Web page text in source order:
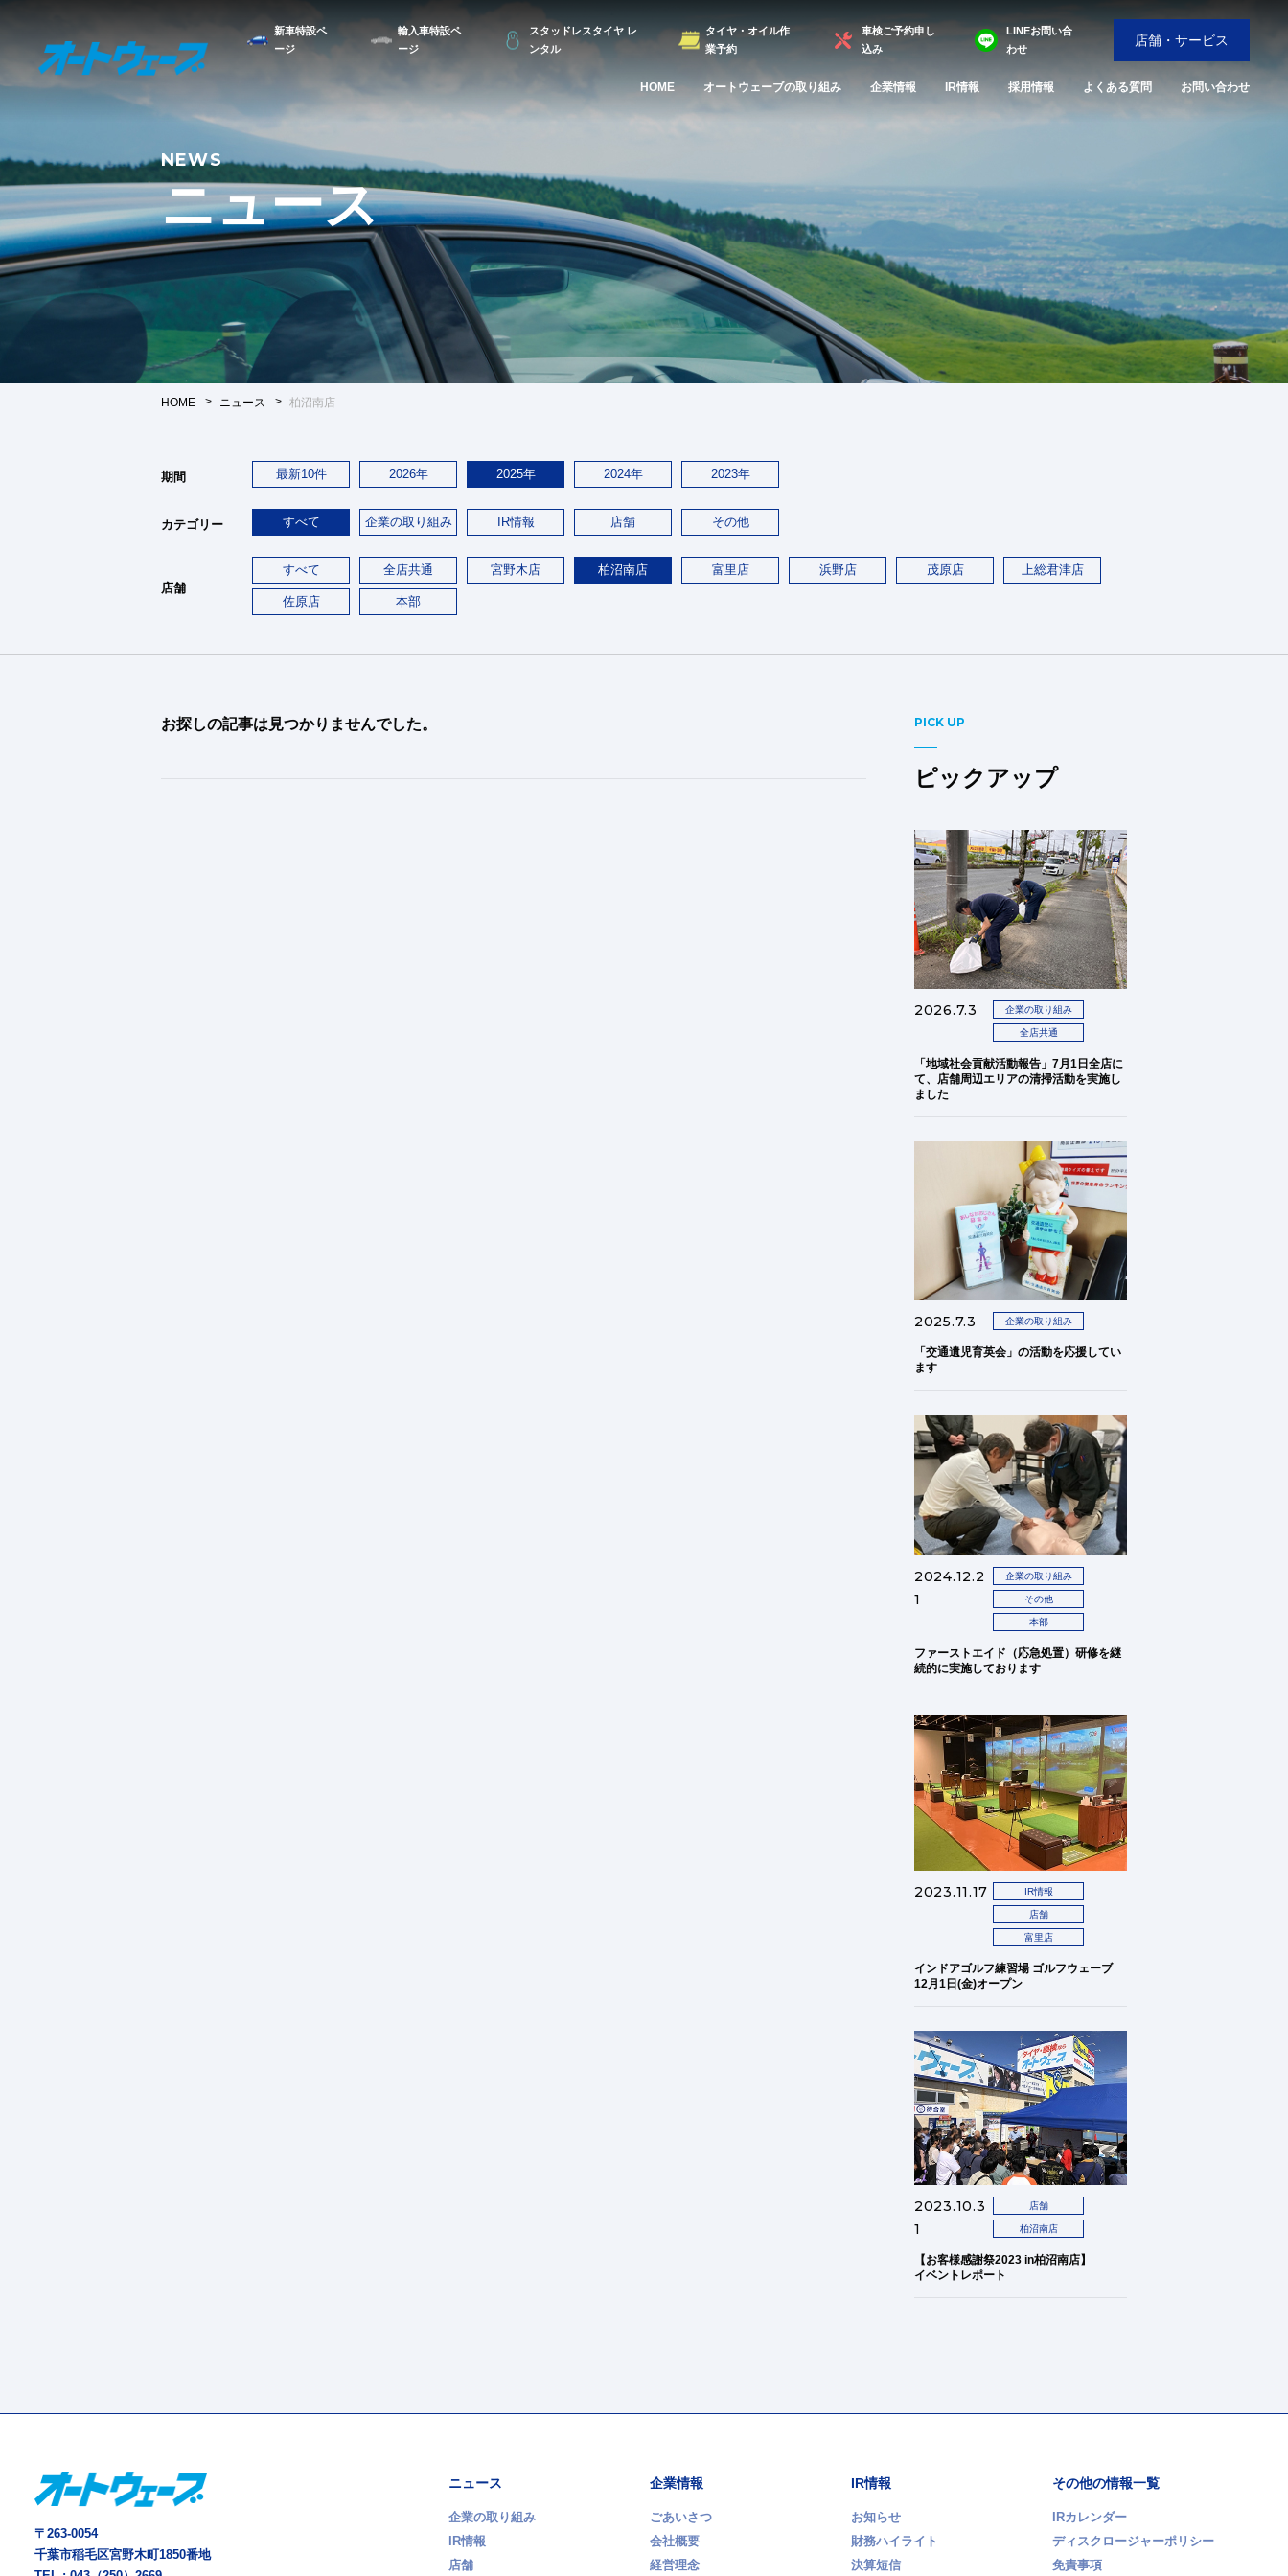
新車特設ペ
ージ
輸入車特設ペ
ージ
スタッドレスタイヤ レ
ンタル
タイヤ・オイル作
業予約
車検ご予約申し
込み
LINEお問い合
わせ
店舗・サービス
HOME オートウェーブの取り組み 企業情報 IR情報 採用情報 よくある質問 お問い合わせ
NEWS
ニュース
HOME ニュース 柏沼南店
期間 最新10件 2026年 2025年 2024年 2023年
カテゴリー すべて 企業の取り組み IR情報 店舗 その他
店舗
すべて 全店共通 宮野木店 柏沼南店 富里店 浜野店 茂原店 上総君津店
佐原店 本部
お探しの記事は見つかりませんでした。 PICK UP
ピックアップ
2026.7.3 企業の取り組み
全店共通
「地域社会貢献活動報告」7月1日全店に
て、店舗周辺エリアの清掃活動を実施し
ました
2025.7.3 企業の取り組み
「交通遺児育英会」の活動を応援してい
ます
2024.12.2
1
企業の取り組み
その他
本部
ファーストエイド（応急処置）研修を継
続的に実施しております
2023.11.17 IR情報
店舗
富里店
インドアゴルフ練習場 ゴルフウェーブ
12月1日(金)オープン
2023.10.3
1
店舗
柏沼南店
【お客様感謝祭2023 in柏沼南店】
イベントレポート
〒263-0054
千葉市稲毛区宮野木町1850番地
ニュース
企業の取り組み
IR情報
店舗
企業情報
ごあいさつ
会社概要
経営理念
IR情報
お知らせ
財務ハイライト
決算短信
その他の情報一覧
IRカレンダー
ディスクロージャーポリシー
免責事項